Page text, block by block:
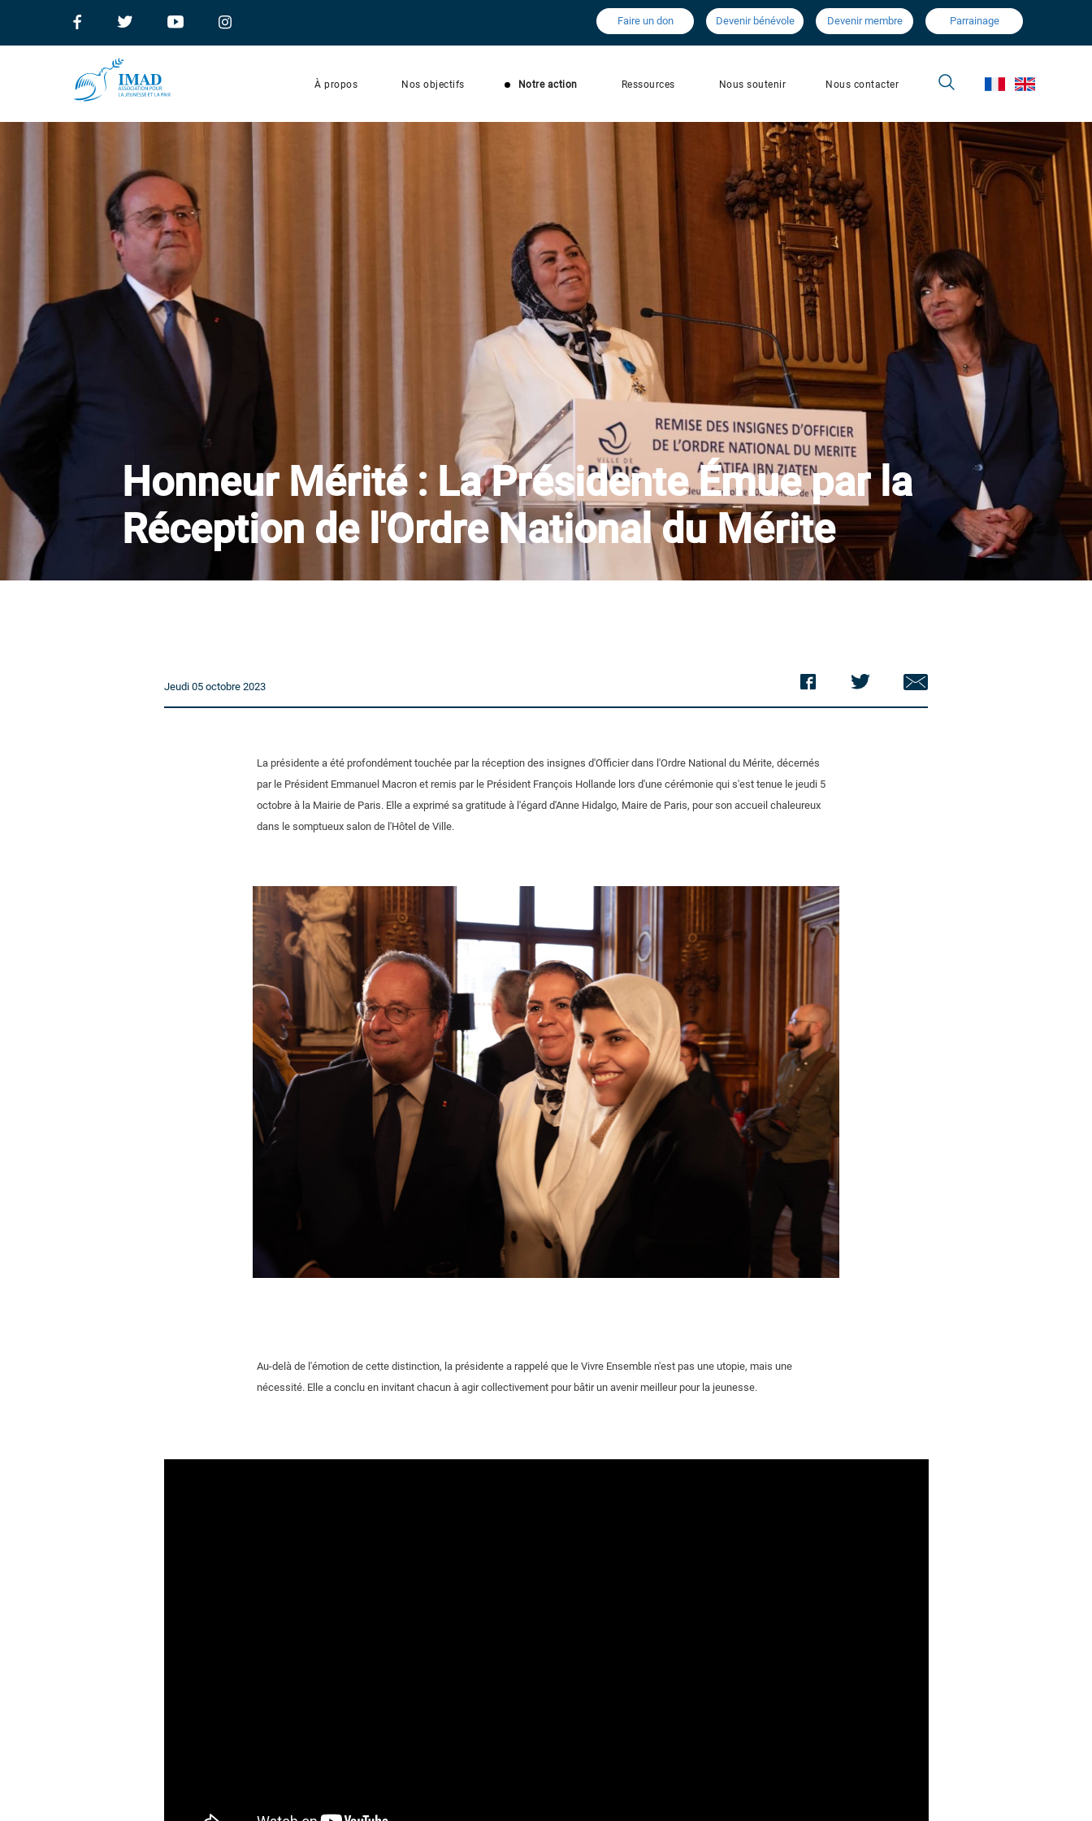
Faire un don Devenir bénévole Devenir membre Parrainage
À propos Nos objectifs Notre action Ressources Nous soutenir Nous contacter
Honneur Mérité : La Présidente Émue par la
Réception de l'Ordre National du Mérite
Jeudi 05 octobre 2023
La présidente a été profondément touchée par la réception des insignes d'Officier dans l'Ordre National du Mérite, décernés
par le Président Emmanuel Macron et remis par le Président François Hollande lors d'une cérémonie qui s'est tenue le jeudi 5
octobre à la Mairie de Paris. Elle a exprimé sa gratitude à l'égard d'Anne Hidalgo, Maire de Paris, pour son accueil chaleureux
dans le somptueux salon de l'Hôtel de Ville.
Au-delà de l'émotion de cette distinction, la présidente a rappelé que le Vivre Ensemble n'est pas une utopie, mais une
nécessité. Elle a conclu en invitant chacun à agir collectivement pour bâtir un avenir meilleur pour la jeunesse.